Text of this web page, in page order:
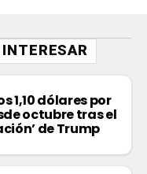
1,10 dólares por
octubre tras el
de Trump